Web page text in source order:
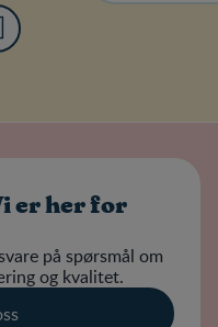
er her for
på spørsmål om
og kvalitet.